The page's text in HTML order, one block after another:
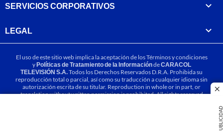
PUBLICIDAD
SERVICIOS CORPORATIVOS
LEGAL
El uso de este sitio web implica la aceptación de losTérminos y condiciones
yPolíticas de Tratamiento de la InformacióndeCARACOL
TELEVISIÓN S.A.Todos los Derechos Reservados D.R.A. Prohibida su
reproducción total o parcial, así como su traducción a cualquier idioma sin
autorización escrita de su titular. Reproduction in whole or in part, or
translation without written permission is prohibited. All rights reserved